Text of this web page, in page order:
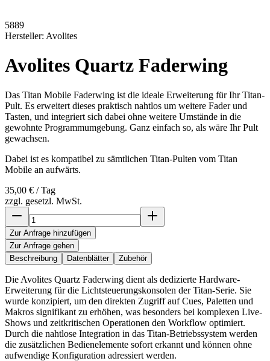
5889
Hersteller: Avolites
Avolites Quartz Faderwing
Das Titan Mobile Faderwing ist die ideale Erweiterung für Ihr Titan-
Pult. Es erweitert dieses praktisch nahtlos um weitere Fader und
Tasten, und integriert sich dabei ohne weitere Umstände in die
gewohnte Programmumgebung. Ganz einfach so, als wäre Ihr Pult
gewachsen.
Dabei ist es kompatibel zu sämtlichen Titan-Pulten vom Titan
Mobile an aufwärts.
35,00 € / Tag
zzgl. gesetzl. MwSt.
Zur Anfrage hinzufügen
Zur Anfrage gehen
Beschreibung
Datenblätter Zubehör
Die Avolites Quartz Faderwing dient als dedizierte Hardware-
Erweiterung für die Lichtsteuerungskonsolen der Titan-Serie. Sie
wurde konzipiert, um den direkten Zugriff auf Cues, Paletten und
Makros signifikant zu erhöhen, was besonders bei komplexen Live-
Shows und zeitkritischen Operationen den Workflow optimiert.
Durch die nahtlose Integration in das Titan-Betriebssystem werden
die zusätzlichen Bedienelemente sofort erkannt und können ohne
aufwendige Konfiguration adressiert werden.